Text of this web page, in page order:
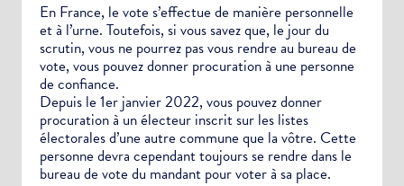
En France, le vote s’effectue de manière personnelle
et à l’urne. Toutefois, si vous savez que, le jour du
scrutin, vous ne pourrez pas vous rendre au bureau de
vote, vous pouvez donner procuration à une personne
de confiance.
Depuis le 1er janvier 2022, vous pouvez donner
procuration à un électeur inscrit sur les listes
électorales d’une autre commune que la vôtre. Cette
personne devra cependant toujours se rendre dans le
bureau de vote du mandant pour voter à sa place.